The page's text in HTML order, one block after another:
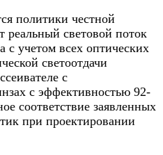
политики честной
реальный световой поток
с учетом всех оптических
светоотдачи
с
с эффективностью 92-
соответствие заявленных
при проектировании